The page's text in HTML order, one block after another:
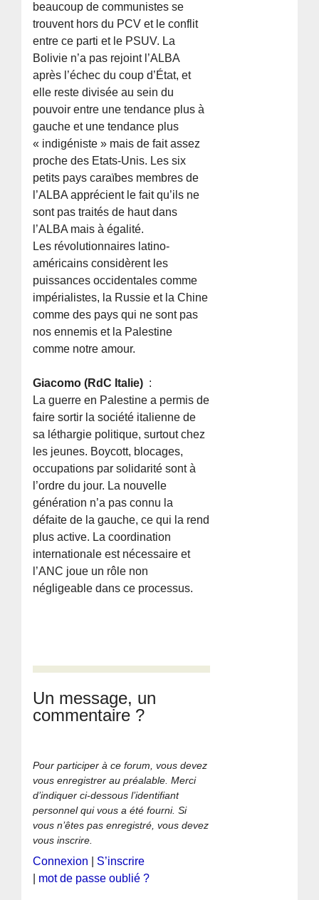
beaucoup de communistes se
trouvent hors du PCV et le conflit
entre ce parti et le PSUV. La
Bolivie n’a pas rejoint l’ALBA
après l’échec du coup d’État, et
elle reste divisée au sein du
pouvoir entre une tendance plus à
gauche et une tendance plus
« indigéniste » mais de fait assez
proche des Etats-Unis. Les six
petits pays caraïbes membres de
l’ALBA apprécient le fait qu’ils ne
sont pas traités de haut dans
l’ALBA mais à égalité.
Les révolutionnaires latino-
américains considèrent les
puissances occidentales comme
impérialistes, la Russie et la Chine
comme des pays qui ne sont pas
nos ennemis et la Palestine
comme notre amour.
Giacomo (RdC Italie) :
La guerre en Palestine a permis de
faire sortir la société italienne de
sa léthargie politique, surtout chez
les jeunes. Boycott, blocages,
occupations par solidarité sont à
l’ordre du jour. La nouvelle
génération n’a pas connu la
défaite de la gauche, ce qui la rend
plus active. La coordination
internationale est nécessaire et
l’ANC joue un rôle non
négligeable dans ce processus.
Un message, un
commentaire ?
Pour participer à ce forum, vous devez
vous enregistrer au préalable. Merci
d’indiquer ci-dessous l’identifiant
personnel qui vous a été fourni. Si
vous n’êtes pas enregistré, vous devez
vous inscrire.
Connexion
S’inscrire
mot de passe oublié ?